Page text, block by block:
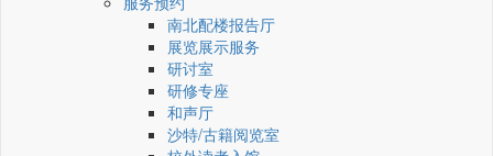
南北配楼报告厅
展览展示服务
研讨室
研修专座
和声厅
沙特/古籍阅览室